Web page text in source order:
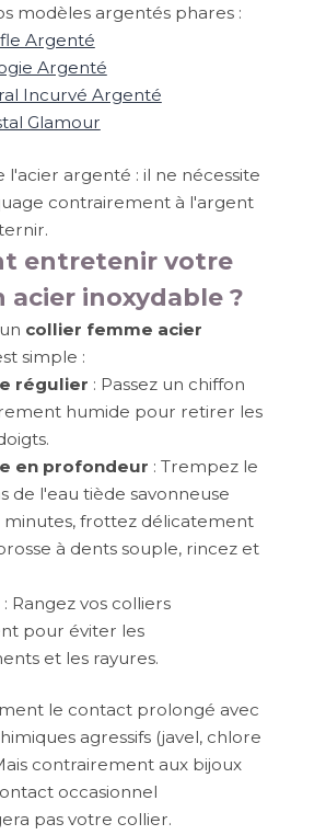
modèles argentés phares :
Argenté
Argenté
Incurvé Argenté
Glamour
l'acier argenté : il ne nécessite
contrairement à l'argent
entretenir votre
acier inoxydable ?
collier femme acier
simple :
régulier : Passez un chiffon
humide pour retirer les
en profondeur : Trempez le
de l'eau tiède savonneuse
minutes, frottez délicatement
à dents souple, rincez et
: Rangez vos colliers
pour éviter les
et les rayures.
le contact prolongé avec
agressifs (javel, chlore
contrairement aux bijoux
occasionnel
pas votre collier.